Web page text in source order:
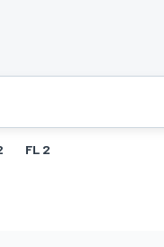
FL 2